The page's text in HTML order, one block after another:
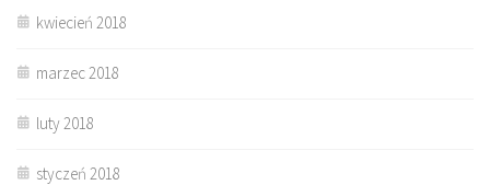
kwiecień 2018
marzec 2018
luty 2018
styczeń 2018